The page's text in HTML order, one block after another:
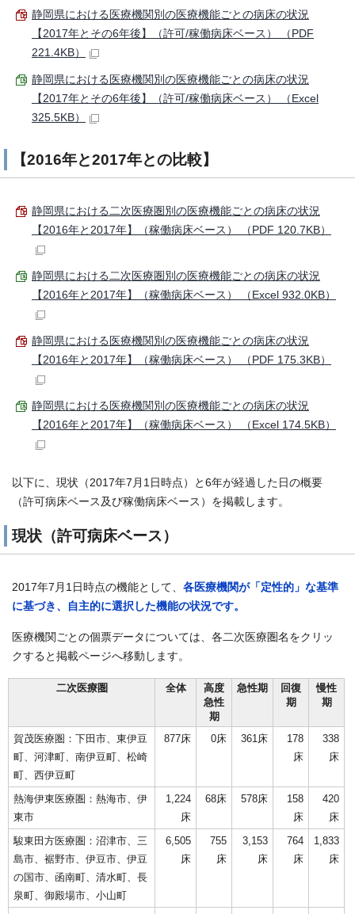
静岡県における医療機関別の医療機能ごとの病床の状況
【2017年とその6年後】（許可/稼働病床ベース） （PDF
221.4KB）
静岡県における医療機関別の医療機能ごとの病床の状況
【2017年とその6年後】（許可/稼働病床ベース） （Excel
325.5KB）
【2016年と2017年との比較】
静岡県における二次医療圏別の医療機能ごとの病床の状況
【2016年と2017年】（稼働病床ベース） （PDF 120.7KB）
静岡県における二次医療圏別の医療機能ごとの病床の状況
【2016年と2017年】（稼働病床ベース） （Excel 932.0KB）
静岡県における医療機関別の医療機能ごとの病床の状況
【2016年と2017年】（稼働病床ベース） （PDF 175.3KB）
静岡県における医療機関別の医療機能ごとの病床の状況
【2016年と2017年】（稼働病床ベース） （Excel 174.5KB）
以下に、現状（2017年7月1日時点）と6年が経過した日の概要
（許可病床ベース及び稼働病床ベース）を掲載します。
現状（許可病床ベース）
2017年7月1日時点の機能として、 各医療機関が「定性的」な基準
に基づき、自主的に選択した機能の状況です。
医療機関ごとの個票データについては、各二次医療圏名をクリッ
クすると掲載ページへ移動します。
二次医療圏 全体
高度
急性
期
急性期
回復
期
慢性
期
賀茂医療圏：下田市、東伊豆
町、河津町、南伊豆町、松崎
町、西伊豆町
877床 0床 361床
178
床
338
床
熱海伊東医療圏：熱海市、伊
東市
1,224
床
68床 578床
158
床
420
床
駿東田方医療圏：沼津市、三
島市、裾野市、伊豆市、伊豆
の国市、函南町、清水町、長
泉町、御殿場市、小山町
6,505
床
755
床
3,153
床
764
床
1,833
床